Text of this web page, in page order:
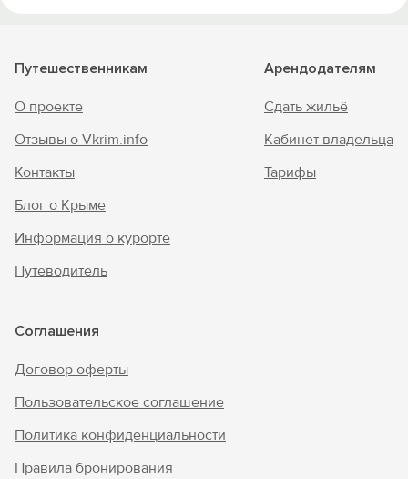
Путешественникам
О проекте
Отзывы о Vkrim.info
Контакты
Блог о Крыме
Информация о курорте
Путеводитель
Арендодателям
Сдать жильё
Кабинет владельца
Тарифы
Соглашения
Договор оферты
Пользовательское соглашение
Политика конфиденциальности
Правила бронирования